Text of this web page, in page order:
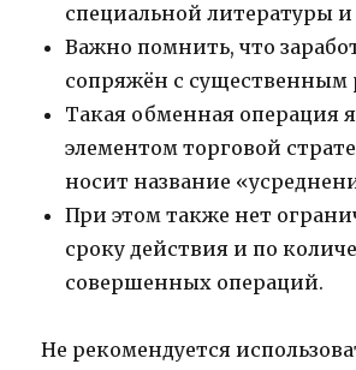
специальной литературы и
Важно помнить, что
сопряжён с существенным
Такая обменная операция
элементом торговой
носит название
При этом также нет
сроку действия и по
совершенных операций.
Не рекомендуется